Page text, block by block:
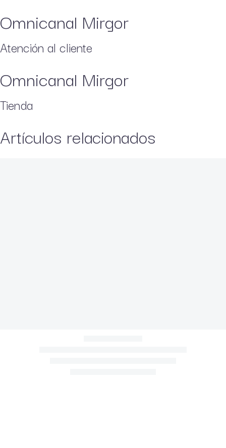
Omnicanal Mirgor
Atención al cliente
Omnicanal Mirgor
Tienda
Artículos relacionados